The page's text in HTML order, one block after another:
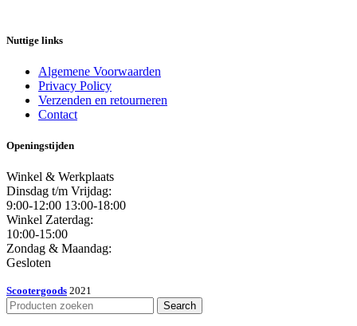
Nuttige links
Algemene Voorwaarden
Privacy Policy
Verzenden en retourneren
Contact
Openingstijden
Winkel & Werkplaats
Dinsdag t/m Vrijdag:
9:00-12:00 13:00-18:00
Winkel Zaterdag:
10:00-15:00
Zondag & Maandag:
Gesloten
Scootergoods 2021
Search